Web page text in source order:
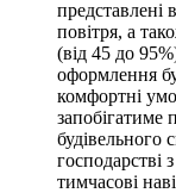
представлені
повітря, а
(від 45 до
оформлення
комфортні
запобігатиме
будівельного
господарстві
тимчасові